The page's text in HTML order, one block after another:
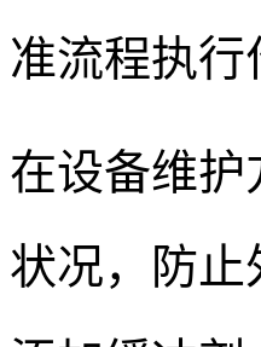
准流程执行
在设备维
状况，防